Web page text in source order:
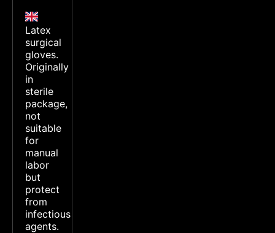
Latex
surgical
gloves.
Originally
in
sterile
package,
not
suitable
for
manual
labor
but
protect
from
infectious
agents.